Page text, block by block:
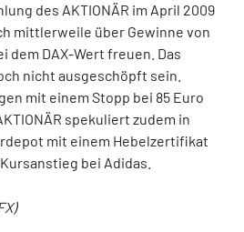
des AKTIONÄR im April 2009
mittlerweile über Gewinne von
dem DAX-Wert freuen. Das
nicht ausgeschöpft sein.
mit einem Stopp bei 85 Euro
spekuliert zudem in
mit einem Hebelzertifikat
bei Adidas.